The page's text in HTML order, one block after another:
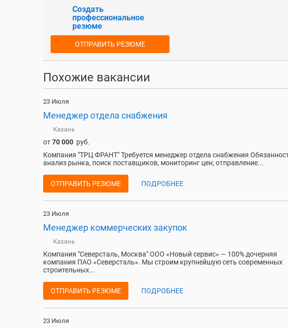
Создать
профессиональное
резюме
ОТПРАВИТЬ РЕЗЮМЕ
Похожие вакансии
23 Июля
Менеджер отдела снабжения
Казань
от70 000 руб.
Компания "ТРЦ ФРАНТ" Требуется менеджер отдела снабжения
анализ рынка, поиск поставщиков, мониторинг цен; отправление...
ОТПРАВИТЬ РЕЗЮМЕ ПОДРОБНЕЕ
23 Июля
Менеджер коммерческих закупок
Казань
Компания "Северсталь, Москва" ООО «Новый сервис» — 100% дочерняя
компания ПАО «Северсталь». Мы строим крупнейшую сеть современных
строительных...
ОТПРАВИТЬ РЕЗЮМЕ ПОДРОБНЕЕ
23 Июля